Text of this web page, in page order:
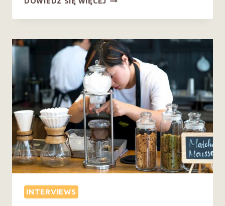
BEST
DRIP
COFFEE
MAKER?
INTERVIEWS